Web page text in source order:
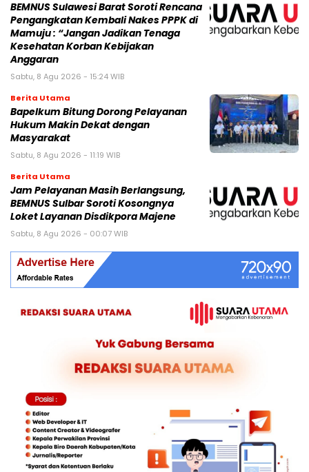
BEMNUS Sulawesi Barat Soroti Rencana
Pengangkatan Kembali Nakes PPPK di
Mamuju : “Jangan Jadikan Tenaga
Kesehatan Korban Kebijakan
Anggaran
Sabtu, 8 Agu 2026 - 15:24 WIB
Berita Utama
Bapelkum Bitung Dorong Pelayanan
Hukum Makin Dekat dengan
Masyarakat
Sabtu, 8 Agu 2026 - 11:19 WIB
Berita Utama
Jam Pelayanan Masih Berlangsung,
BEMNUS Sulbar Soroti Kosongnya
Loket Layanan Disdikpora Majene
Sabtu, 8 Agu 2026 - 00:07 WIB